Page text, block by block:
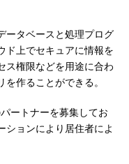
ータベースと処理プログ
ド上でセキュアに情報を
ス権限などを用途に合わ
作ることができる。
ートナーを募集してお
ションにより居住者によ